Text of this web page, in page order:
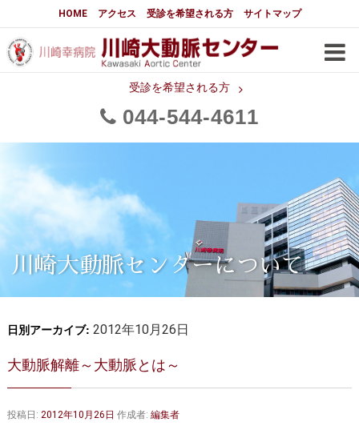
HOME アクセス 受診を希望される方 サイトマップ
受診を希望される方
044 544 4611
大動脈センターについて
はじめに 大動脈センターについて
メディアでの紹介
都道府県別患者マップ 都道府県別紹介病院
大動脈瘤について 基本編
3分でわかる大動脈瘤・大動脈
大動脈瘤
大動脈解離（解離性大動脈瘤）
胸部大動脈瘤の治療
腹部大動脈瘤の治療
大動脈弁・大動脈基部の治療
川崎大動脈センターについて
日別アーカイブ: 2012年10月26日
大動脈解離～大動脈とは～
投稿日: 2012年10月26日 作成者: 編集者